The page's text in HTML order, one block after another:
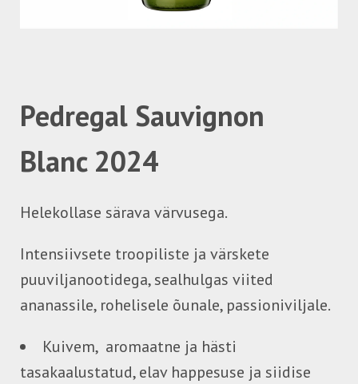
Pedregal Sauvignon
Blanc 2024
Helekollase särava värvusega.
Intensiivsete troopiliste ja värskete
puuviljanootidega, sealhulgas viited
ananassile, rohelisele õunale, passioniviljale.
Kuivem, aromaatne ja hästi
tasakaalustatud, elav happesuse ja siidise